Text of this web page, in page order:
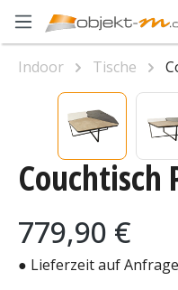
Zum Hauptinhalt
Couchtisch
Regulärer Preis:
779,90 €
● Lieferzeit auf Anfrage
Indoor Tische
Bildergalerie